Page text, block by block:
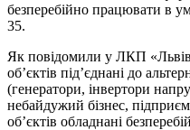
безперебійно працювати в
35.
Як повідомили у ЛКП
об’єктів під’єднані до
(генератори, інвертори
небайдужий бізнес,
об’єктів обладнані